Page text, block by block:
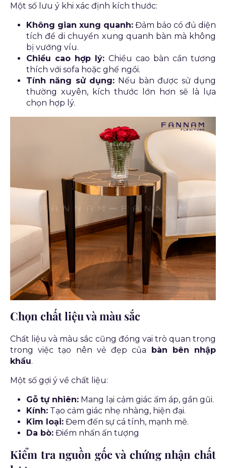
Một số lưu ý khi xác định kích thước:
Không gian xung quanh: Đảm bảo có đủ diện
tích để di chuyển xung quanh bàn mà không
bị vướng víu.
Chiều cao hợp lý: Chiều cao bàn cần tương
thích với sofa hoặc ghế ngồi.
Tính năng sử dụng: Nếu bàn được sử dụng
thường xuyên, kích thước lớn hơn sẽ là lựa
chọn hợp lý.
Chọn chất liệu và màu sắc
Chất liệu và màu sắc cũng đóng vai trò quan trọng
trong việc tạo nên vẻ đẹp của bàn bên nhập
khẩu.
Một số gợi ý về chất liệu:
Gỗ tự nhiên: Mang lại cảm giác ấm áp, gần gũi.
Kính: Tạo cảm giác nhẹ nhàng, hiện đại.
Kim loại: Đem đến sự cá tính, mạnh mẽ.
Da bò: Điểm nhấn ấn tượng
Kiểm tra nguồn gốc và chứng nhận chất